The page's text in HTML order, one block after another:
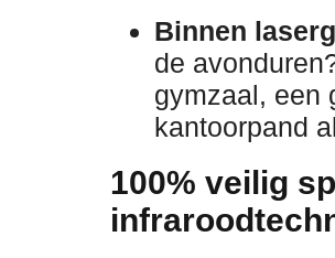
Binnen
de
gymzaal, een
kantoorpand
100% veilig